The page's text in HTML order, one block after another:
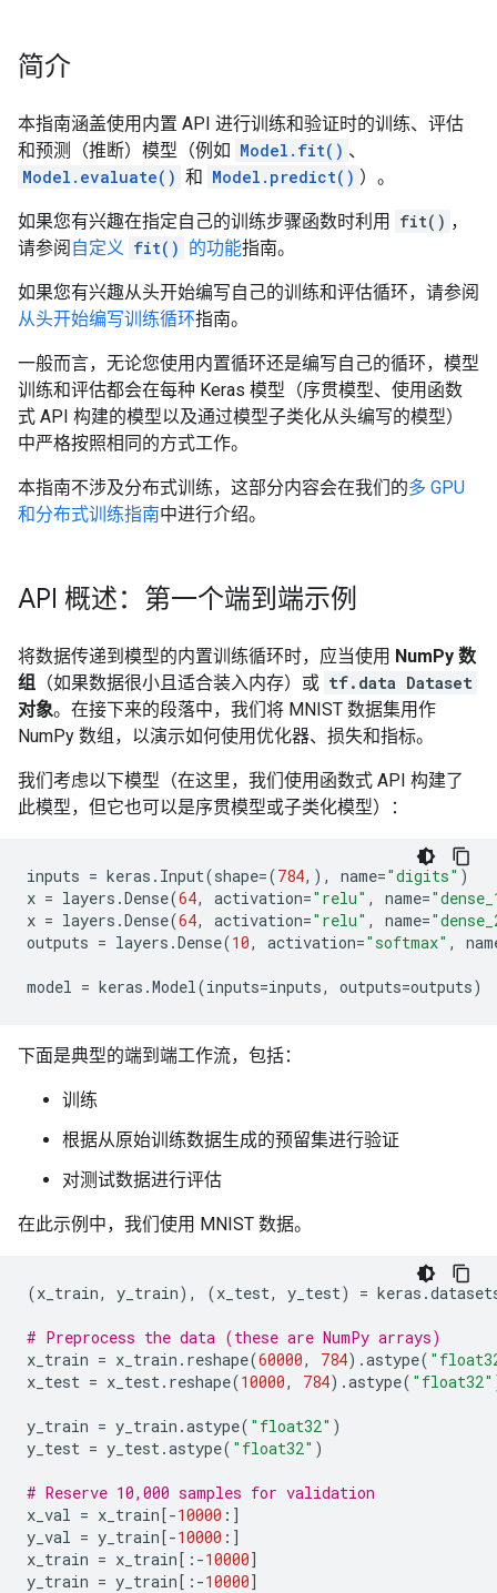
简介
本指南涵盖使用内置 API 进行训练和验证时的训练、评估
和预测（推断）模型（例如 Model.fit() 、
Model.evaluate() 和 Model.predict() ）。
如果您有兴趣在指定自己的训练步骤函数时利用 fit() ，
请参阅 自定义 fit() 的功能指南。
如果您有兴趣从头开始编写自己的训练和评估循环，请参阅
从头开始编写训练循环指南。
一般而言，无论您使用内置循环还是编写自己的循环，模型
训练和评估都会在每种 Keras 模型（序贯模型、使用函数
式 API 构建的模型以及通过模型子类化从头编写的模型）
中严格按照相同的方式工作。
本指南不涉及分布式训练，这部分内容会在我们的多 GPU
和分布式训练指南中进行介绍。
API 概述：第一个端到端示例
将数据传递到模型的内置训练循环时，应当使用 NumPy 数
组 （如果数据很小且适合装入内存）或 tf.data Dataset
对象。在接下来的段落中，我们将 MNIST 数据集用作
NumPy 数组，以演示如何使用优化器、损失和指标。
我们考虑以下模型（在这里，我们使用函数式 API 构建了
此模型，但它也可以是序贯模型或子类化模型）：
inputs = keras . Input(shape=(784,), name="digits" )
x = layers .Dense(64, activation="relu" , name=
x = layers .Dense(64, activation="relu" , name=
outputs = layers .Dense(10, activation="softmax" ,
model = keras .Model(inputs=inputs, outputs=outputs)
下面是典型的端到端工作流，包括：
训练
根据从原始训练数据生成的预留集进行验证
对测试数据进行评估
在此示例中，我们使用 MNIST 数据。
(x_train, y_train), (x_test, y_test) = keras .
# Preprocess the data (these are NumPy arrays)
x_train = x_train . reshape(60000, 784) .astype(
x_test = x_test. reshape(10000, 784) .astype( "float32"
y_train = y_train .astype( "float32" )
y_test = y_test.astype( "float32" )
# Reserve 10,000 samples for validation
x_val = x_train[-10000 :]
y_val = y_train[-10000 :]
x_train = x_train[: -10000]
y_train = y_train[: -10000]